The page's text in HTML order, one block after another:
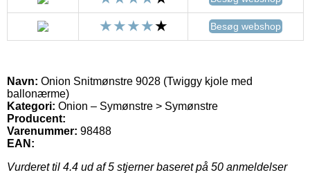
Besøg webshop
Navn: Onion Snitmønstre 9028 (Twiggy kjole med
ballonærme)
Kategori: Onion – Symønstre > Symønstre
Producent:
Varenummer: 98488
EAN:
Vurderet til 4.4 ud af 5 stjerner baseret på 50 anmeldelser